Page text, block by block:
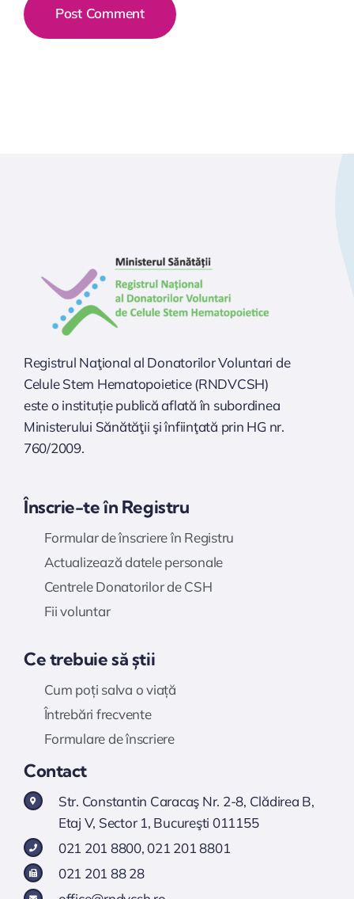
Registrul Naţional al Donatorilor Voluntari de
Celule Stem Hematopoietice (RNDVCSH)
este o instituție publică aflată în subordinea
Ministerului Sănătăţii şi înfiinţată prin HG nr.
760/2009.
Înscrie-te în Registru
Formular de înscriere în Registru
Actualizează datele personale
Centrele Donatorilor de CSH
Fii voluntar
Ce trebuie să știi
Cum poți salva o viață
Întrebări frecvente
Formulare de înscriere
Contact
Str. Constantin Caracaş Nr. 2-8, Clădirea B,
Etaj V, Sector 1, Bucureşti 011155
021 201 8800, 021 201 8801
021 201 88 28